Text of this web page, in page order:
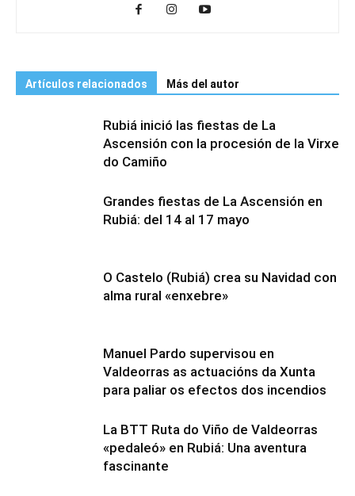
Artículos relacionados Más del autor
Rubiá inició las fiestas de La
Ascensión con la procesión de la Virxe
do Camiño
Grandes fiestas de La Ascensión en
Rubiá: del 14 al 17 mayo
O Castelo (Rubiá) crea su Navidad con
alma rural «enxebre»
Manuel Pardo supervisou en
Valdeorras as actuacións da Xunta
para paliar os efectos dos incendios
La BTT Ruta do Viño de Valdeorras
«pedaleó» en Rubiá: Una aventura
fascinante